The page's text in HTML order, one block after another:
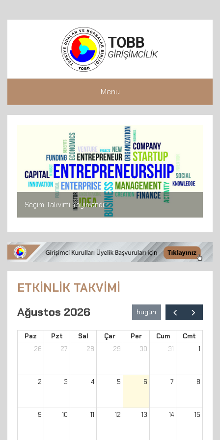
Menu
Seçim Takvimi Yayınlandı
ETKİNLİK TAKVİMİ
Ağustos 2026 bugün
Paz Pzt Sal Çar Per Cum
Cmt
26
27 28 29 30 31 1
2 3 4 5 6 7 8
9 10 11 12 13 14 15